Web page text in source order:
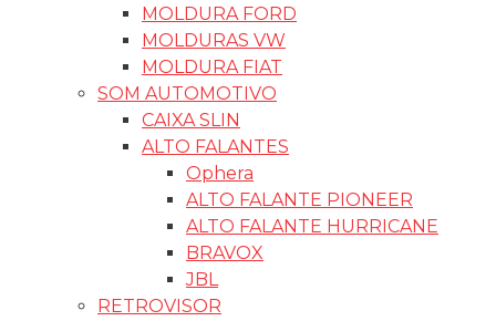
MOLDURA FORD
MOLDURAS VW
MOLDURA FIAT
SOM AUTOMOTIVO
CAIXA SLIN
ALTO FALANTES
Ophera
ALTO FALANTE PIONEER
ALTO FALANTE HURRICANE
BRAVOX
JBL
RETROVISOR